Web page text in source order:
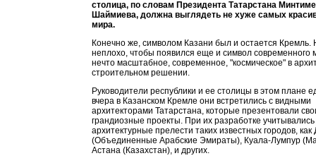
столица, по словам Президента Татарстана
Шаймиева, должна выглядеть не хуже самых
мира.
Конечно же, символом Казани был и остается
неплохо, чтобы появился еще и символ современного
нечто масштабное, современное, "космическое" в
строительном решении.
Руководители республики и ее столицы в этом плане
вчера в Казанском Кремле они встретились с видными
архитекторами Татарстана, которые презентовали
грандиозные проекты. При их разработке учитывались
архитектурные прелести таких известных городов, как
(Объединенные Арабские Эмираты), Куала-Лумпур
Астана (Казахстан), и других.